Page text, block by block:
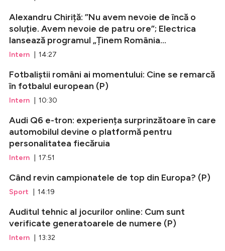
Alexandru Chiriță: ”Nu avem nevoie de încă o
soluție. Avem nevoie de patru ore”; Electrica
lansează programul „Ținem România...
Intern | 14:27
Fotbaliștii români ai momentului: Cine se remarcă
în fotbalul european (P)
Intern | 10:30
Audi Q6 e-tron: experiența surprinzătoare în care
automobilul devine o platformă pentru
personalitatea fiecăruia
Intern | 17:51
Când revin campionatele de top din Europa? (P)
Sport | 14:19
Auditul tehnic al jocurilor online: Cum sunt
verificate generatoarele de numere (P)
Intern | 13:32